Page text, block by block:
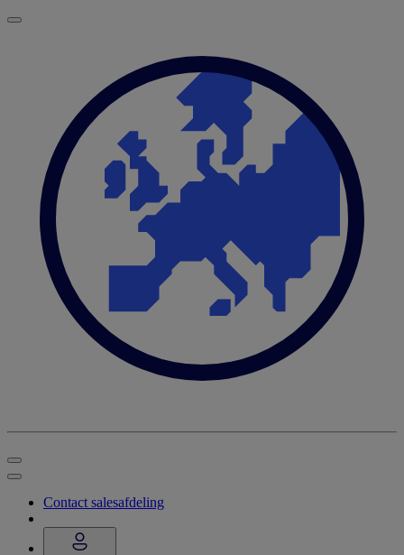
Contact salesafdeling